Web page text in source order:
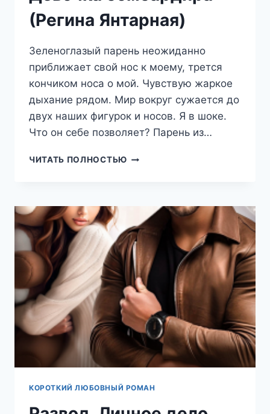
(Регина Янтарная)
Зеленоглазый парень неожиданно
приближает свой нос к моему, трется
кончиком носа о мой. Чувствую жаркое
дыхание рядом. Мир вокруг сужается до
двух наших фигурок и носов. Я в шоке.
Что он себе позволяет? Парень из…
ЧИТАТЬ ПОЛНОСТЬЮ ДЕВОЧКА
КОРОТКИЙ ЛЮБОВНЫЙ РОМАН